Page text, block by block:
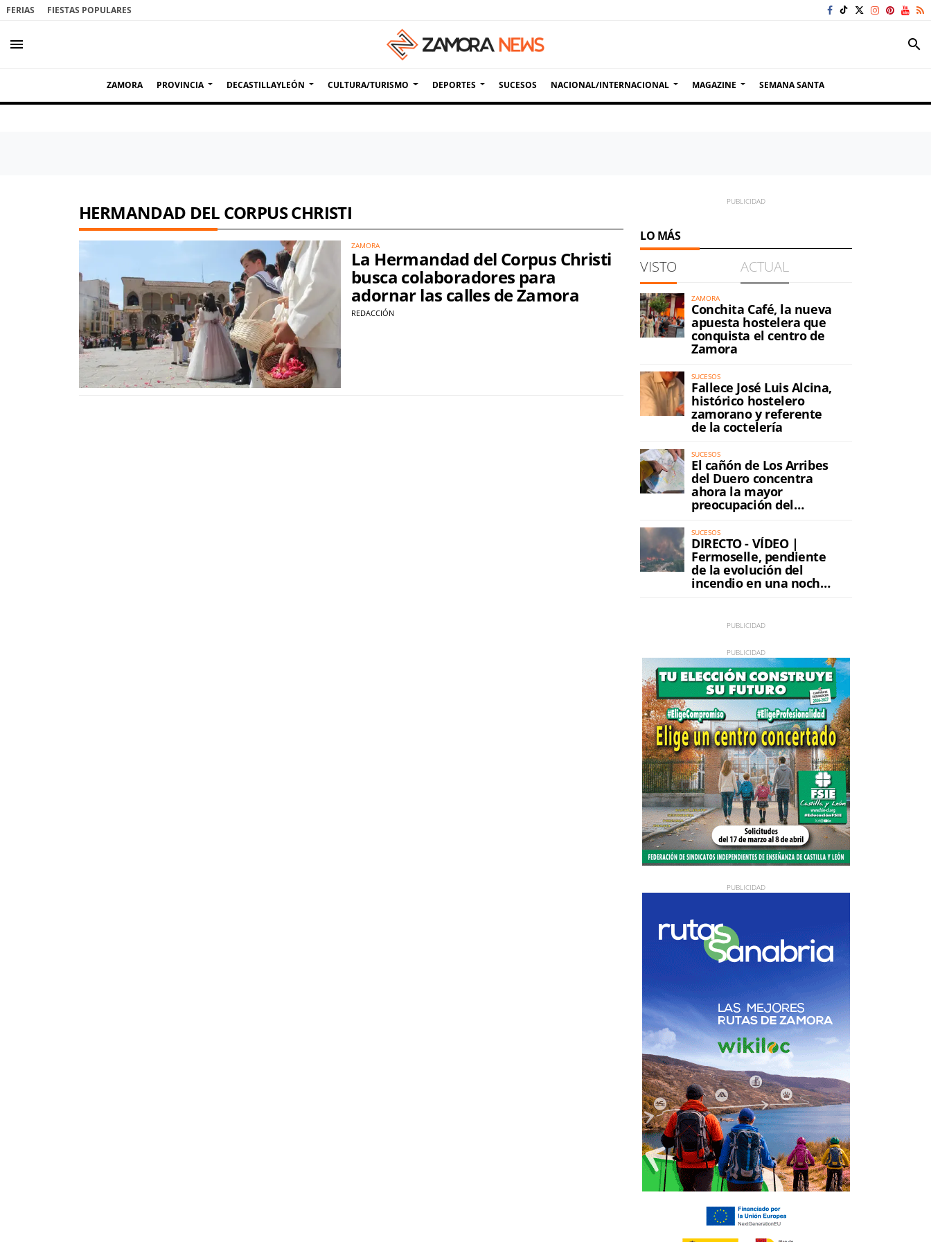
FERIAS FIESTAS POPULARES
menu search
ZAMORA PROVINCIA DECASTILLAYLEÓN CULTURA/TURISMO DEPORTES SUCESOS NACIONAL/INTERNACIONAL MAGAZINE SEMANA SANTA
HERMANDAD DEL CORPUS CHRISTI
ZAMORA
La Hermandad del Corpus Christi
busca colaboradores para
adornar las calles de Zamora
REDACCIÓN
LO MÁS
VISTO ACTUAL
ZAMORA
Conchita Café, la nueva
apuesta hostelera que
conquista el centro de
Zamora
SUCESOS
Fallece José Luis Alcina,
histórico hostelero
zamorano y referente
de la coctelería
SUCESOS
El cañón de Los Arribes
del Duero concentra
ahora la mayor
preocupación del
incendio
SUCESOS
DIRECTO - VÍDEO |
Fermoselle, pendiente
de la evolución del
incendio en una noche